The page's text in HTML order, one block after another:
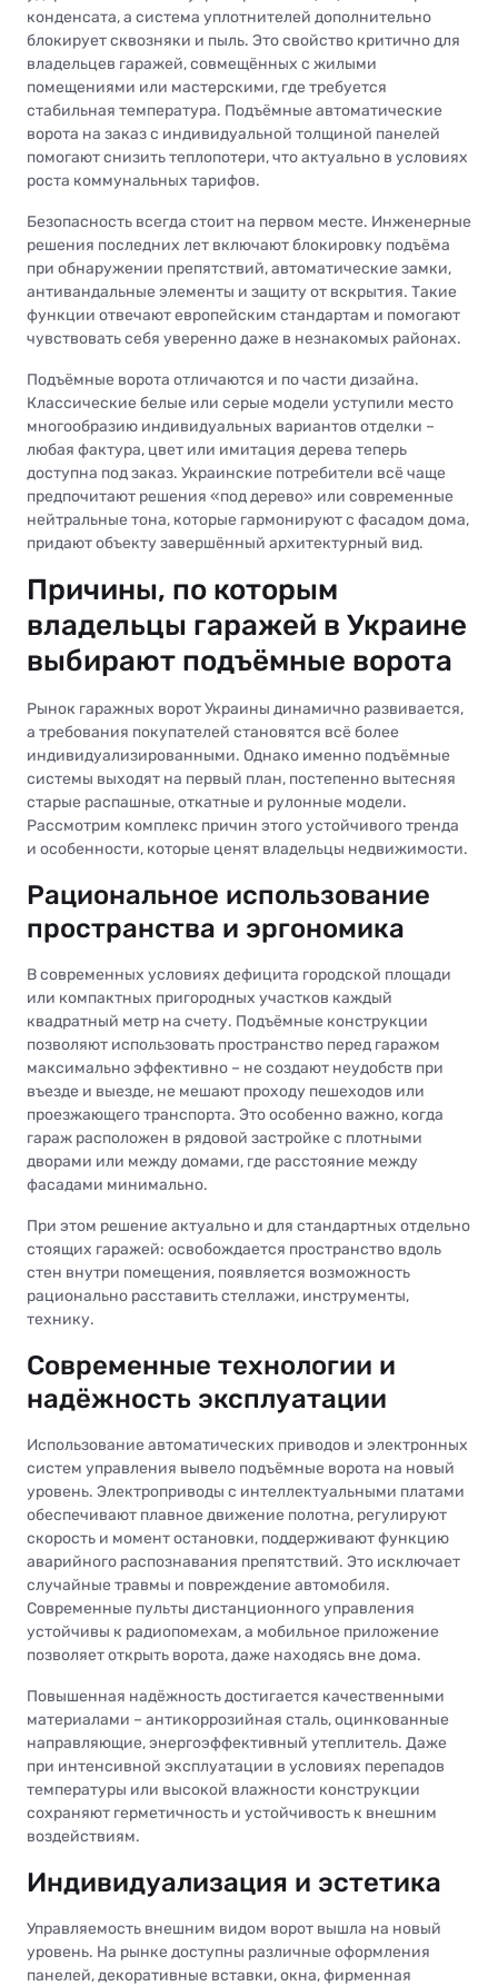
конденсата, а система уплотнителей дополнительно
блокирует сквозняки и пыль. Это свойство критично для
владельцев гаражей, совмещённых с жилыми
помещениями или мастерскими, где требуется
стабильная температура. Подъёмные автоматические
ворота на заказ с индивидуальной толщиной панелей
помогают снизить теплопотери, что актуально в условиях
роста коммунальных тарифов.
Безопасность всегда стоит на первом месте. Инженерные
решения последних лет включают блокировку подъёма
при обнаружении препятствий, автоматические замки,
антивандальные элементы и защиту от вскрытия. Такие
функции отвечают европейским стандартам и помогают
чувствовать себя уверенно даже в незнакомых районах.
Подъёмные ворота отличаются и по части дизайна.
Классические белые или серые модели уступили место
многообразию индивидуальных вариантов отделки –
любая фактура, цвет или имитация дерева теперь
доступна под заказ. Украинские потребители всё чаще
предпочитают решения «под дерево» или современные
нейтральные тона, которые гармонируют с фасадом дома,
придают объекту завершённый архитектурный вид.
Причины, по которым
владельцы гаражей в Украине
выбирают подъёмные ворота
Рынок гаражных ворот Украины динамично развивается,
а требования покупателей становятся всё более
индивидуализированными. Однако именно подъёмные
системы выходят на первый план, постепенно вытесняя
старые распашные, откатные и рулонные модели.
Рассмотрим комплекс причин этого устойчивого тренда
и особенности, которые ценят владельцы недвижимости.
Рациональное использование
пространства и эргономика
В современных условиях дефицита городской площади
или компактных пригородных участков каждый
квадратный метр на счету. Подъёмные конструкции
позволяют использовать пространство перед гаражом
максимально эффективно – не создают неудобств при
въезде и выезде, не мешают проходу пешеходов или
проезжающего транспорта. Это особенно важно, когда
гараж расположен в рядовой застройке с плотными
дворами или между домами, где расстояние между
фасадами минимально.
При этом решение актуально и для стандартных отдельно
стоящих гаражей: освобождается пространство вдоль
стен внутри помещения, появляется возможность
рационально расставить стеллажи, инструменты,
технику.
Современные технологии и
надёжность эксплуатации
Использование автоматических приводов и электронных
систем управления вывело подъёмные ворота на новый
уровень. Электроприводы с интеллектуальными платами
обеспечивают плавное движение полотна, регулируют
скорость и момент остановки, поддерживают функцию
аварийного распознавания препятствий. Это исключает
случайные травмы и повреждение автомобиля.
Современные пульты дистанционного управления
устойчивы к радиопомехам, а мобильное приложение
позволяет открыть ворота, даже находясь вне дома.
Повышенная надёжность достигается качественными
материалами – антикоррозийная сталь, оцинкованные
направляющие, энергоэффективный утеплитель. Даже
при интенсивной эксплуатации в условиях перепадов
температуры или высокой влажности конструкции
сохраняют герметичность и устойчивость к внешним
воздействиям.
Индивидуализация и эстетика
Управляемость внешним видом ворот вышла на новый
уровень. На рынке доступны различные оформления
панелей, декоративные вставки, окна, фирменная